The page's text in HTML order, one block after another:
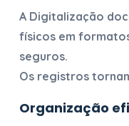
A Digitalização
físicos em
seguros.
Os registros
Organização